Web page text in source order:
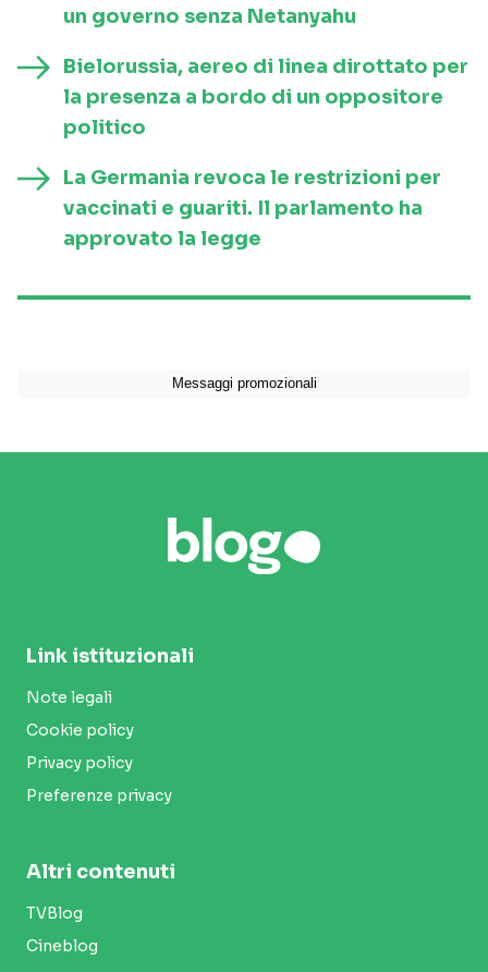
un governo senza Netanyahu
Bielorussia, aereo di linea dirottato per
la presenza a bordo di un oppositore
politico
La Germania revoca le restrizioni per
vaccinati e guariti. Il parlamento ha
approvato la legge
Link istituzionali
Note legali
Cookie policy
Privacy policy
Preferenze privacy
Altri contenuti
TVBlog
Cineblog